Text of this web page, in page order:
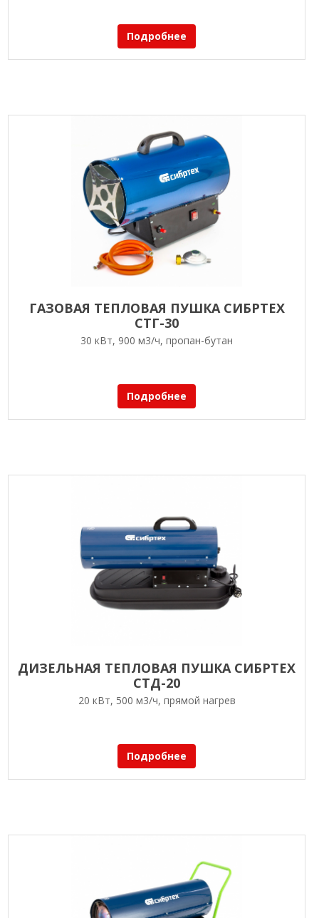
Подробнее
ГАЗОВАЯ ТЕПЛОВАЯ ПУШКА СИБРТЕХ
СТГ-30
30 кВт, 900 м3/ч, пропан-бутан
Подробнее
ДИЗЕЛЬНАЯ ТЕПЛОВАЯ ПУШКА СИБРТЕХ
СТД-20
20 кВт, 500 м3/ч, прямой нагрев
Подробнее